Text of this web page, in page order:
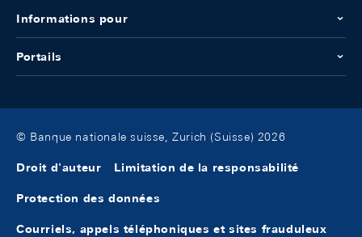
Informations pour
Portails
© Banque nationale suisse, Zurich (Suisse) 2026
Droit d'auteur Limitation de la responsabilité
Protection des données
Courriels, appels téléphoniques et sites frauduleux